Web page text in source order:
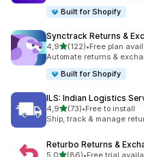
Built for Shopify
Synctrack Returns &
4,9av 5 stjerner
(122)
Totalt 122 omtaler
•Free plan
Automate returns &
Built for Shopify
ILS: Indian Logistics
4,9av 5 stjerner
(73)
Totalt 73 omtaler
•Free to install
Ship, track & manage
Returbo Returns &
5,0av 5 stjerner
(86)•Free trial